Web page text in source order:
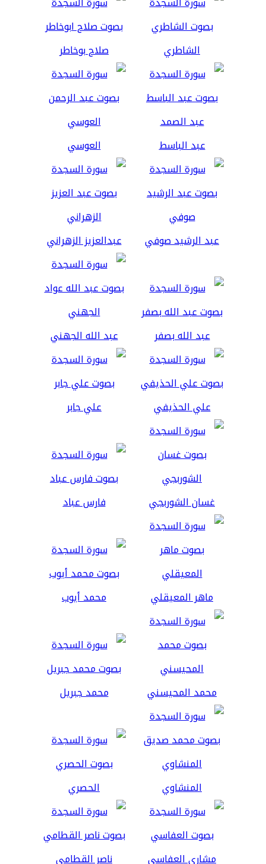
الشاطري صلاح بوخاطر
عبد الباسط العوسي
عبد الرشيد صوفي عبدالعزيز الزهراني
عبد الله بصفر عبد الله الجهني
علي الحذيفي علي جابر
غسان الشوربجي فارس عباد
ماهر المعيقلي محمد أيوب
محمد المحيسني محمد جبريل
المنشاوي الحصري
مشاري العفاسي ناصر القطامي